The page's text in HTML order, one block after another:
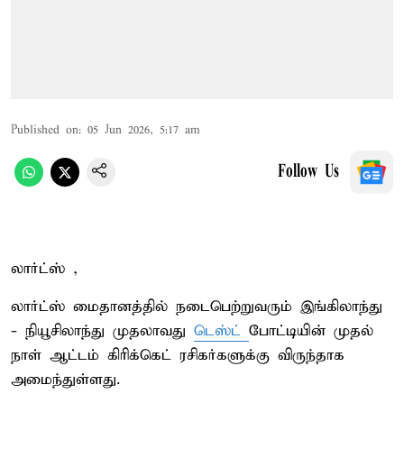
Published on: 05 Jun 2026, 5:17 am
Follow Us
லார்ட்ஸ் ,
லார்ட்ஸ் மைதானத்தில் நடைபெற்றுவரும் இங்கிலாந்து
- நியூசிலாந்து முதலாவது டெஸ்ட் போட்டியின் முதல்
நாள் ஆட்டம் கிரிக்கெட் ரசிகர்களுக்கு விருந்தாக
அமைந்துள்ளது.